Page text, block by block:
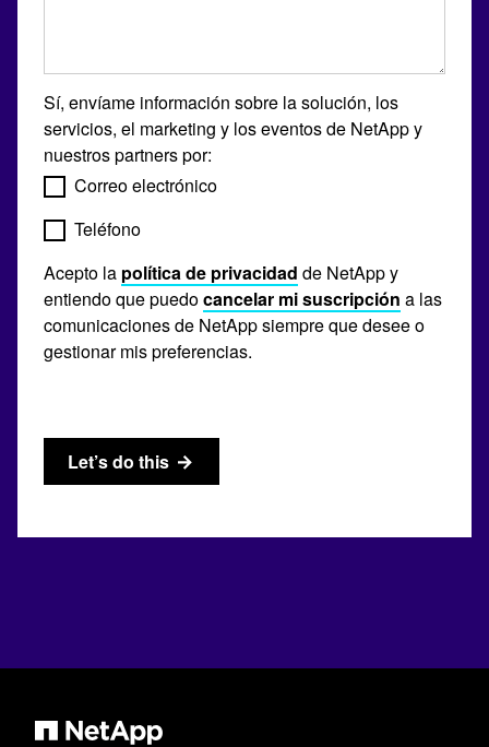
Sí, envíame información sobre la solución, los
servicios, el marketing y los eventos de NetApp y
nuestros partners por:
Correo electrónico
Teléfono
Acepto la política de privacidad de NetApp y
entiendo que puedocancelar mi suscripción a las
comunicaciones de NetApp siempre que desee o
gestionar mis preferencias.
Let’s do this